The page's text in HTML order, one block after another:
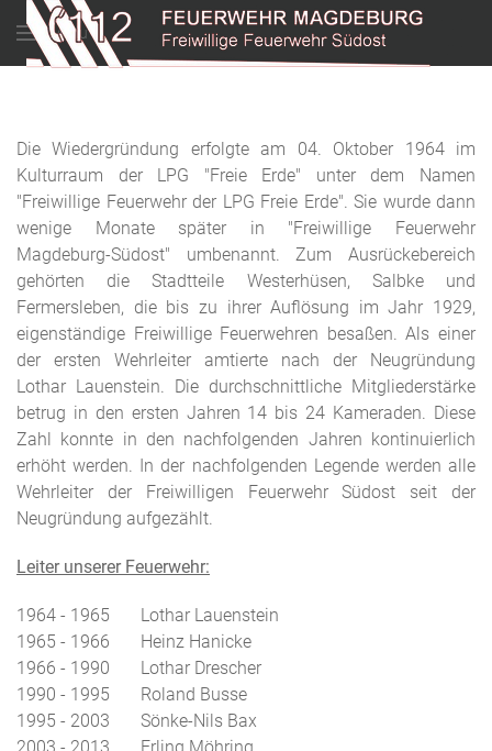
Menu
Die Wiedergründung erfolgte am 04. Oktober 1964 im
Kulturraum der LPG "Freie Erde" unter dem Namen
"Freiwillige Feuerwehr der LPG Freie Erde". Sie wurde dann
wenige Monate später in "Freiwillige Feuerwehr
Magdeburg-Südost" umbenannt. Zum Ausrückebereich
gehörten die Stadtteile Westerhüsen, Salbke und
Fermersleben, die bis zu ihrer Auflösung im Jahr 1929,
eigenständige Freiwillige Feuerwehren besaßen. Als einer
der ersten Wehrleiter amtierte nach der Neugründung
Lothar Lauenstein. Die durchschnittliche Mitgliederstärke
betrug in den ersten Jahren 14 bis 24 Kameraden. Diese
Zahl konnte in den nachfolgenden Jahren kontinuierlich
erhöht werden. In der nachfolgenden Legende werden alle
Wehrleiter der Freiwilligen Feuerwehr Südost seit der
Neugründung aufgezählt.
Leiter unserer Feuerwehr:
1964 - 1965 Lothar Lauenstein
1965 - 1966 Heinz Hanicke
1966 - 1990 Lothar Drescher
1990 - 1995 Roland Busse
1995 - 2003 Sönke-Nils Bax